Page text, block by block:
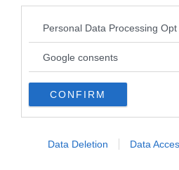
Please note that this website/app
not limited to your visit or usage
use your data for below specified
consent section.
Personal Data Processing
Google consents
CONFIRM
Data Deletion Data
Ultimi
Terminologia e dintorni